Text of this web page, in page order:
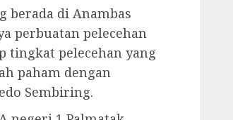
berada di Anambas
perbuatan pelecehan
tingkat pelecehan yang
paham dengan
Sembiring.